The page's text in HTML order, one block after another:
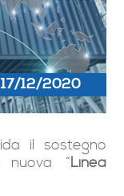
17/12/2020
il sostegno
nuova “Linea